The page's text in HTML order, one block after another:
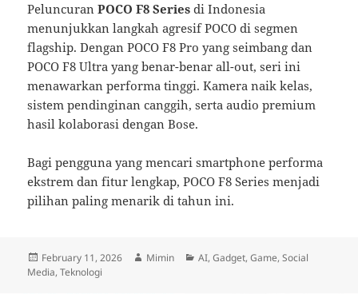
PeluncuranPOCO F8 Series di Indonesia
menunjukkan langkah agresif POCO di segmen
flagship. Dengan POCO F8 Pro yang seimbang dan
POCO F8 Ultra yang benar-benar all-out, seri ini
menawarkan performa tinggi. Kamera naik kelas,
sistem pendinginan canggih, serta audio premium
hasil kolaborasi dengan Bose.
Bagi pengguna yang mencari smartphone performa
ekstrem dan fitur lengkap, POCO F8 Series menjadi
pilihan paling menarik di tahun ini.
Posted
on
February 11, 2026 Author
Mimin Categories
AI,Gadget,Game,Social
Media,Teknologi